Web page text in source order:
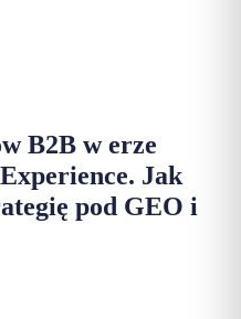
B2B w erze
Jak
pod GEO i